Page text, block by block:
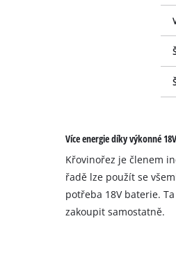
Více energie díky výkonné
Křovinořez je členem
řadě lze použít se
potřeba 18V baterie.
zakoupit samostatně.